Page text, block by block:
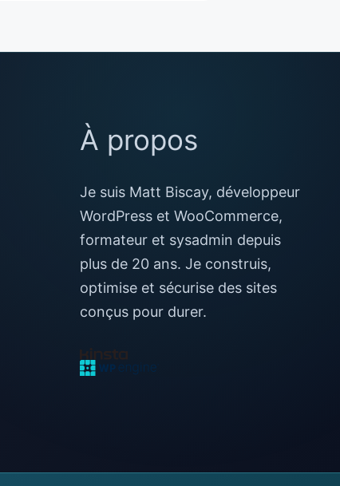
À propos
Je suis Matt Biscay, développeur
WordPress et WooCommerce,
formateur et sysadmin depuis
plus de 20 ans. Je construis,
optimise et sécurise des sites
conçus pour durer.